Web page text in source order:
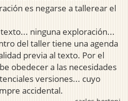
es negarse a tallerear el
ninguna exploración...
del taller tiene una agenda
previa al texto. Por el
obedecer a las necesidades
versiones... cuyo
accidental.